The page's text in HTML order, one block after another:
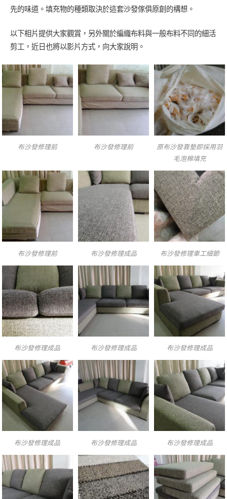
先的味道。填充物的種類取決於這套沙發傢俱原創的構想。
以下相片提供大家觀賞，另外關於編織布料與一般布料不同的細活
剪工，近日也將以影片方式，向大家說明。
布沙發修理前 布沙發修理前
原布沙發靠墊即採用羽
毛泡棉填充
布沙發修理前 布沙發修理成品 布沙發修理車工細節
布沙發修理成品 布沙發修理成品 布沙發修理成品
布沙發修理成品 布沙發修理成品 布沙發修理成品